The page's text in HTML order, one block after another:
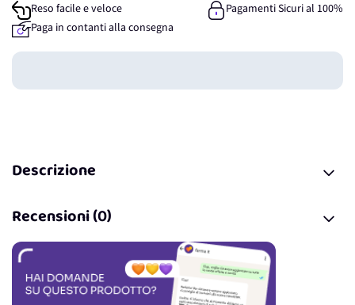
Reso facile e veloce
Pagamenti Sicuri al 100%
Paga in contanti alla consegna
Guadagna
Descrizione
Recensioni (0)